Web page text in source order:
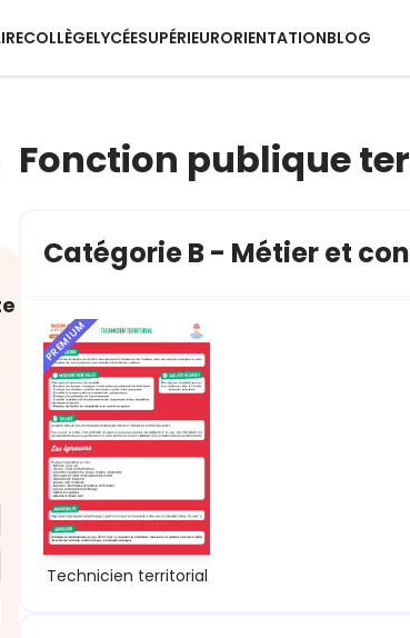
COLLÈGELYCÉESUPÉRIEURORIENTATIONBLOG
Fonction publique
Catégorie B - Métier et
PREMIUM
Technicien territorial